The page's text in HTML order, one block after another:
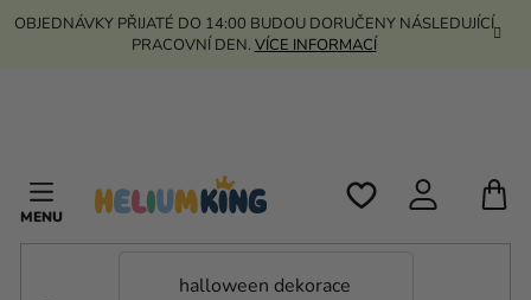
Přejít
OBJEDNÁVKY PŘIJATÉ DO 14:00 BUDOU DORUČENY NÁSLEDUJÍCÍ
PRACOVNÍ DEN. VÍCE INFORMACÍ